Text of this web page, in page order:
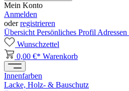
Mein Konto
Anmelden
oderregistrieren
Übersicht Persönliches Profil Adressen
Wunschzettel
0,00 €* Warenkorb
Innenfarben
Lacke, Holz- & Bauschutz